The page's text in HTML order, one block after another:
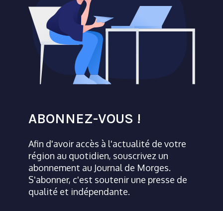
ABONNEZ-VOUS !
Afin d'avoir accès à l'actualité de votre
région au quotidien, souscrivez un
abonnement au Journal de Morges.
S'abonner, c'est soutenir une presse de
qualité et indépendante.